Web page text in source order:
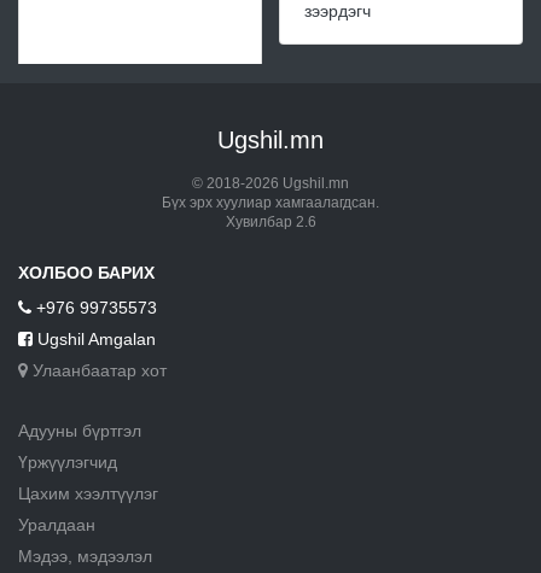
зээрдэгч
Ugshil.mn
© 2018-2026 Ugshil.mn
Бүх эрх хуулиар хамгаалагдсан.
Хувилбар 2.6
ХОЛБОО БАРИХ
+976 99735573
Ugshil Amgalan
Улаанбаатар хот
Адууны бүртгэл
Үржүүлэгчид
Цахим хээлтүүлэг
Уралдаан
Мэдээ, мэдээлэл